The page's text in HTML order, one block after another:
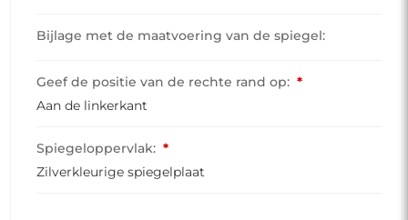
Bijlage met de maatvoering van de spiegel:
Geef de positie van de rechte rand op: *
Aan de linkerkant
Spiegeloppervlak: *
Zilverkleurige spiegelplaat